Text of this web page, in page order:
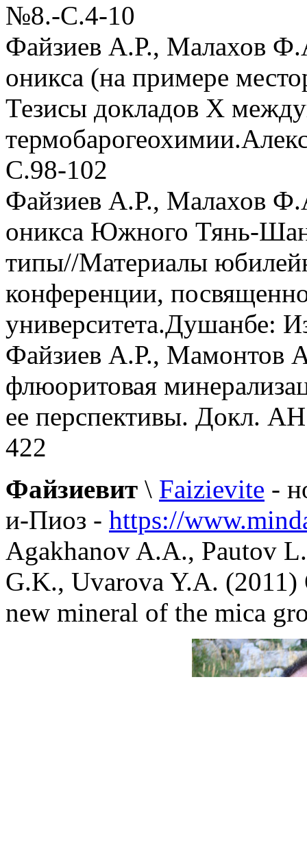
№8.-С.4-10
Файзиев А.Р., Малахов
оникса (на примере
Тезисы докладов X
С.98-102
Файзиев А.Р., Малахов
оникса Южного Тянь-
типы//Материалы
конференции,
университета.Душанбе:
Файзиев А.Р., Мамонтов
флюоритовая
ее перспективы. Докл.
422
Файзиевит \ Faizievite -
и-Пиоз - https://
Agakhanov A.A., Pautov
G.K., Uvarova Y.A.
new mineral of the mica